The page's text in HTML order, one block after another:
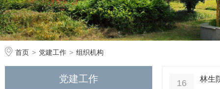
首页 > 党建工作 > 组织机构
党建工作 16 林生